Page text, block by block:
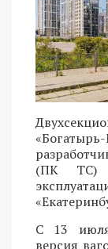
(ПК ТС)
С 13 июля
версия